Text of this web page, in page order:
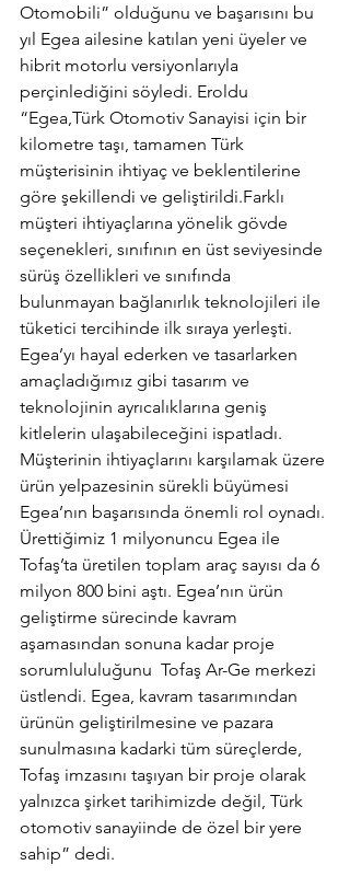
Otomobili” olduğunu ve başarısını bu
yıl Egea ailesine katılan yeni üyeler ve
hibrit motorlu versiyonlarıyla
perçinlediğini söyledi. Eroldu
“Egea,Türk Otomotiv Sanayisi için bir
kilometre taşı, tamamen Türk
müşterisinin ihtiyaç ve beklentilerine
göre şekillendi ve geliştirildi.Farklı
müşteri ihtiyaçlarına yönelik gövde
seçenekleri, sınıfının en üst seviyesinde
sürüş özellikleri ve sınıfında
bulunmayan bağlanırlık teknolojileri ile
tüketici tercihinde ilk sıraya yerleşti.
Egea’yı hayal ederken ve tasarlarken
amaçladığımız gibi tasarım ve
teknolojinin ayrıcalıklarına geniş
kitlelerin ulaşabileceğini ispatladı.
Müşterinin ihtiyaçlarını karşılamak üzere
ürün yelpazesinin sürekli büyümesi
Egea’nın başarısında önemli rol oynadı.
Ürettiğimiz 1 milyonuncu Egea ile
Tofaş’ta üretilen toplam araç sayısı da 6
milyon 800 bini aştı. Egea’nın ürün
geliştirme sürecinde kavram
aşamasından sonuna kadar proje
sorumlululuğunu  Tofaş Ar-Ge merkezi
üstlendi. Egea, kavram tasarımından
ürünün geliştirilmesine ve pazara
sunulmasına kadarki tüm süreçlerde,
Tofaş imzasını taşıyan bir proje olarak
yalnızca şirket tarihimizde değil, Türk
otomotiv sanayiinde de özel bir yere
sahip” dedi.